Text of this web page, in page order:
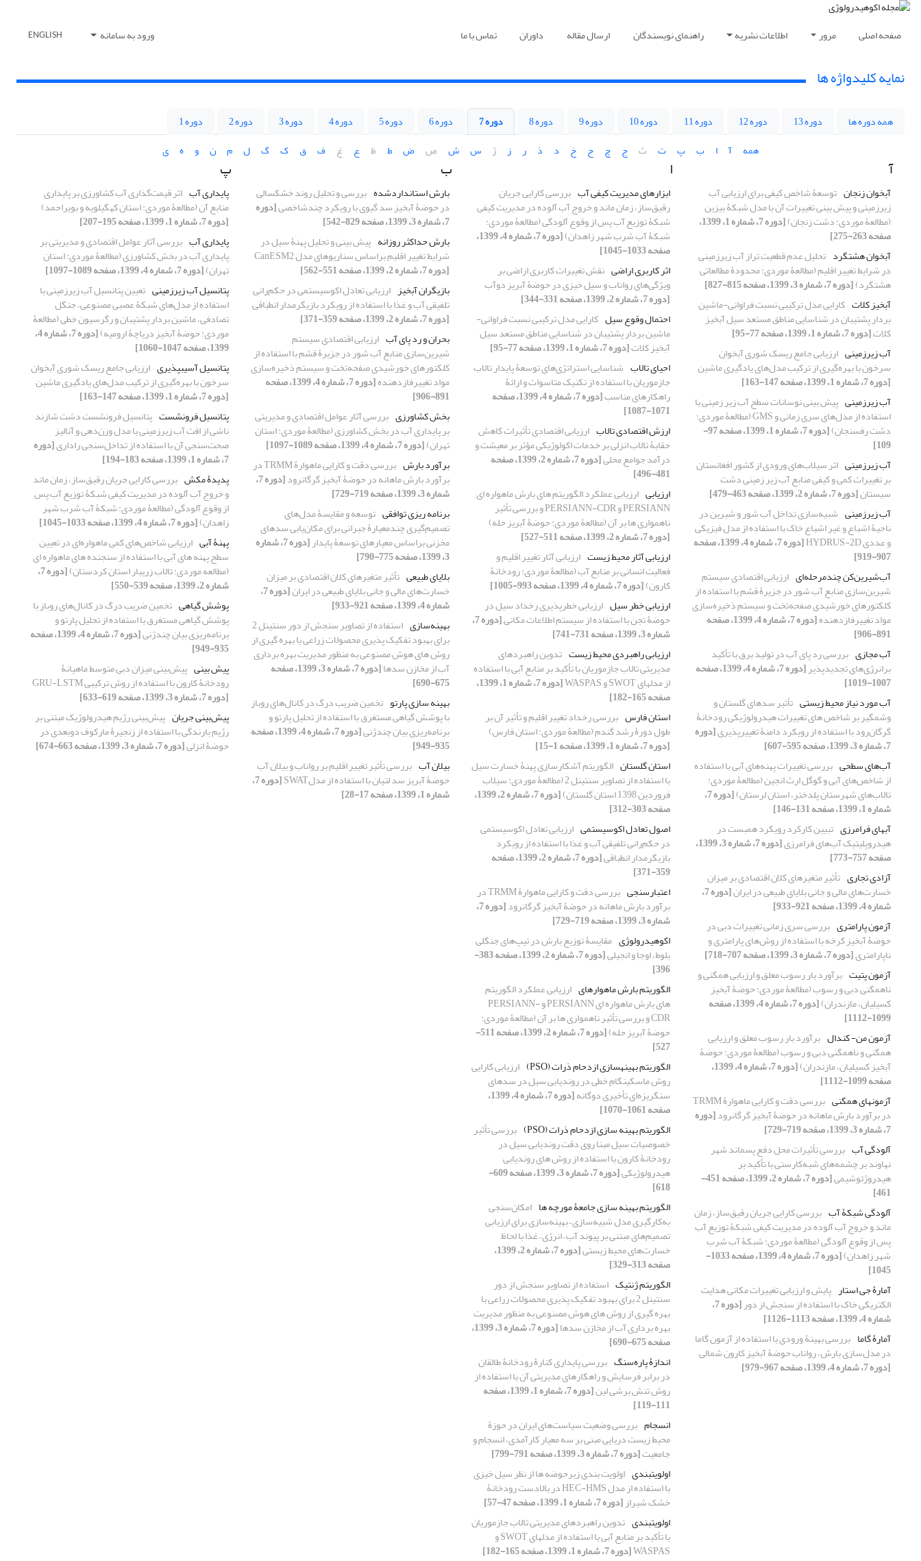
صفحه اصلی مرور اطلاعات نشریه راهنمای نویسندگان ارسال مقاله داوران تماس با ما ورود به سامانه ENGLISH
نمایه کلیدواژه ها
همه دوره ها دوره 13 دوره 12 دوره 11 دوره 10 دوره 9 دوره 8 دوره 7 دوره 6 دوره 5 دوره 4 دوره 3 دوره 2
دوره 1
همه
آ ا ب پ ت ث ج چ ح خ د ذ ر ز ژ س ش ص ض ط ظ ع غ ف ق ک گ ل م ن و ه ی
آ
آبخوان زنجان توسعۀ شاخص کیفی برای ارزیابی آب‏
زیرزمینی و پیش ‏بینی تغییرات آن با مدل شبکۀ بیزین
(مطالعۀ موردی: دشت زنجان) [دوره 7، شماره 1، 1399،
صفحه 263-275]
آبخوان هشتگرد تحلیل عدم قطعیت تراز آب زیرزمینی
در شرایط تغییر اقلیم (مطالعۀ موردی: محدودۀ مطالعاتی
هشتگرد)[دوره 7، شماره 3، 1399، صفحه 815-827]
آبخیز کلات کارایی مدل ترکیبی نسبت فراوانی-ماشین
بردار پشتیبان در شناسایی مناطق مستعد سیل آبخیز
کلات[دوره 7، شماره 1، 1399، صفحه 77-95]
آب‏ زیرزمینی ارزیابی جامع ریسک شوری آبخوان
سرخون با بهره‌گیری از ترکیب مدل‌های یادگیری ماشین
[دوره 7، شماره 1، 1399، صفحه 147-163]
آب زیرزمینی پیش بینی نوسانات سطح آب زیر زمینی با
استفاده از مدل‌های سری زمانی و GMS (مطالعۀ موردی:
دشت رفسنجان) [دوره 7، شماره 1، 1399، صفحه 97-
109]
آب زیرزمینی اثر سیلاب‌های ورودی از کشور افغانستان
بر تغییرات کمی و کیفی منابع آب زیر زمینی دشت
سیستان[دوره 7، شماره 2، 1399، صفحه 463-479]
آب زیرزمینی شبیه‌سازی تداخل آب شور و شیرین در
ناحیۀ اشباع و غیر اشباع خاک با استفاده از مدل فیزیکی
و عددی HYDRUS-2D [دوره 7، شماره 4، 1399، صفحه
907-919]
آب‌‌شیرین‌کن چندمرحله‌ای ارزیابی اقتصادی سیستم
شیرین‌سازی منابع آب شور در جزیرۀ قشم با استفاده از
کلکتورهای خورشیدی صفحه‌تخت و سیستم ذخیره‌سازی
مواد تغییر‌فازدهنده [دوره 7، شماره 4، 1399، صفحه
891-906]
آب مجازی بررسی رد پای آب در تولید برق با تأکید
برانرژی‌های تجدیدپذیر [دوره 7، شماره 4، 1399، صفحه
1007-1019]
آب مورد نیاز محیط زیستی تأثیر سدهای گلستان و
وشمگیر بر شاخص‏ های تغییرات هیدرولوژیکی رودخانۀ
گرگان‌رود با استفاده از رویکرد دامنۀ تغییرپذیری[دوره
7، شماره 3، 1399، صفحه 595-607]
آب‌های سطحی بررسی تغییرات پهنه‌های آبی با استفاده
از شاخص‌های آبی و گوگل ارث انجین (مطالعۀ موردی:
تالاب‌های شهرستان پلدختر، اﺳﺘﺎن لرستان) [دوره 7،
شماره 1، 1399، صفحه 131-146]
آب‏های فرامرزی تبیین کارکرد رویکرد همبست در
هیدروپلیتیک آب‌های فرامرزی [دوره 7، شماره 3، 1399،
صفحه 757-773]
آزادی تجاری تأثیر متغیرهای کلان اقتصادی بر میزان
خسارت‌های مالی و جانی بلایای طبیعی در ایران [دوره 7،
شماره 4، 1399، صفحه 921-933]
آزمون پارامتری بررسی سری زمانی تغییرات دبی در
حوضۀ آبخیز کرخه با استفاده از روش‌های پارامتری و
ناپارامتری[دوره 7، شماره 3، 1399، صفحه 707-718]
آزمون پتیت برآورد بار رسوب معلق و ارزیابی همگنی و
ناهمگنی دبی و رسوب (مطالعۀ موردی: حوضۀ آبخیز
کسیلیان، مازندران) [دوره 7، شماره 4، 1399، صفحه
1099-1112]
آزمون من- کندال برآورد بار رسوب معلق و ارزیابی
همگنی و ناهمگنی دبی و رسوب (مطالعۀ موردی: حوضۀ
آبخیز کسیلیان، مازندران) [دوره 7، شماره 4، 1399،
صفحه 1099-1112]
آزمون‏های همگنی
بررسی دقت و کارایی ماهوارۀ TRMM
در برآورد بارش ماهانه در حوضۀ آبخیز گرگانرود[دوره
7، شماره 3، 1399، صفحه 719-729]
آلودگی آب بررسی تأثیرات محل دفع پسماند شهر
نهاوند بر چشمه‌های شبه‌کارستی با تأکید بر
هیدروژئوشیمی [دوره 7، شماره 2، 1399، صفحه 451-
461]
آلودگی شبکۀ آب بررسی کارایی جریان رقیق‌ساز، زمان
ماند و خروج آب آلوده در مدیریت کیفی شبکۀ توزیع آب
پس از وقوع آلودگی (مطالعۀ موردی: شبکۀ آب شرب
شهر زاهدان) [دوره 7، شماره 4، 1399، صفحه 1033-
1045]
آمارۀ جی استار پایش و ارزیابی تغییرات مکانی هدایت
الکتریکی خاک با استفاده از سنجش از دور [دوره 7،
شماره 4، 1399، صفحه 1113-1126]
آمارۀ گاما بررسی بهینۀ ورودی با استفاده از آزمون گاما
در مدل‌سازی بارش – رواناب حوضۀ آبخیز کارون شمالی
[دوره 7، شماره 4، 1399، صفحه 967-979]
ا
ابزارهای مدیریت کیفی آب بررسی کارایی جریان
رقیق‌ساز، زمان ماند و خروج آب آلوده در مدیریت کیفی
شبکۀ توزیع آب پس از وقوع آلودگی (مطالعۀ موردی:
شبکۀ آب شرب شهر زاهدان) [دوره 7، شماره 4، 1399،
صفحه 1033-1045]
اثر کاربری اراضی نقش تغییرات کاربری اراضی بر
ویژگی‌های رواناب و سیل خیزی در حوضۀ آبریز دوآب
[دوره 7، شماره 2، 1399، صفحه 331-344]
احتمال وقوع سیل کارایی مدل ترکیبی نسبت فراوانی-
ماشین بردار پشتیبان در شناسایی مناطق مستعد سیل
آبخیز کلات[دوره 7، شماره 1، 1399، صفحه 77-95]
احیای تالاب شناسایی استراتژی‌های توسعۀ پایدار تالاب
جازموریان با استفاده از تکنیک متاسوات و ارائۀ
راهکارهای مناسب [دوره 7، شماره 4، 1399، صفحه
1071-1087]
ارزش اقتصادی تالاب ارزیابی اقتصادی تأثیرات کاهش
حقابۀ تالاب انزلی بر خدمات اکولوژیکی مؤثر بر معیشت و
درآمد جوامع محلی [دوره 7، شماره 2، 1399، صفحه
481-496]
ارزیابی ارزیابی عملکرد الگوریتم‏ های بارش ماهواره ‏ای
PERSIANN و PERSIANN-CDR و بررسی تأثیر‌
ناهمواری ‏ها بر آن (مطالعۀ موردی: حوضۀ آبریز حله)
[دوره 7، شماره 2، 1399، صفحه 511-527]
ارزیابی آثار محیط زیست ارزیابی آثار تغییر اقلیم و
فعالیت انسانی بر منابع آب (مطالعۀ موردی: رودخانۀ
کارون)[دوره 7، شماره 4، 1399، صفحه 993-1005]
ارزیابی خطر سیل ارزیابی خطرپذیری رخداد سیل در
حوضۀ تجن با استفاده از سیستم اطلاعات مکانی [دوره 7،
شماره 3، 1399، صفحه 731-741]
ارزیابی راهبردی محیط زیست تدوین راهبردهای
مدیریتی تالاب جازموریان با تأکید بر منابع آبی با استفاده
از مدل‏های SWOT و WASPAS [دوره 7، شماره 1، 1399،
صفحه 165-182]
استان فارس بررسی رخداد تغییر اقلیم و تأثیر آن بر
طول دورۀ رشد گندم (مطالعۀ موردی: استان فارس)
[دوره 7، شماره 1، 1399، صفحه 1-15]
استان گلستان الگوریتم آشکارسازی پهنۀ خسارت سیل
با استفاده از تصاویر سنتینل 2 (مطالعۀ موردی: سیلاب
فروردین 1398 استان گلستان) [دوره 7، شماره 2، 1399،
صفحه 303-312]
اصول تعادل اکوسیستمی ارزیابی تعادل اکوسیستمی
در حکم‌رانی تلفیقی آب و غذا با استفاده از رویکرد
بازیگر‌مدار انطباقی [دوره 7، شماره 2، 1399، صفحه
359-371]
اعتبارسنجی
بررسی دقت و کارایی ماهوارۀ TRMM در
برآورد بارش ماهانه در حوضۀ آبخیز گرگانرود [دوره 7،
شماره 3، 1399، صفحه 719-729]
اکوهیدرولوژی مقایسۀ توزیع بارش در تیپ‌های جنگلی
بلوط، اوجا و انجیلی [دوره 7، شماره 2، 1399، صفحه 383-
396]
الگوریتم بارش ماهواره‏ای ارزیابی عملکرد الگوریتم‏
های بارش ماهواره ‏ای PERSIANN و PERSIANN-
CDR و بررسی تأثیر‌ ناهمواری ‏ها بر آن (مطالعۀ موردی:
حوضۀ آبریز حله) [دوره 7، شماره 2، 1399، صفحه 511-
527]
الگوریتم بهینه‏سازی ازدحام ذرات (PSO)
ارزیابی کارایی
روش ماسکینگام خطی در روندیابی سیل در سدهای
سنگریزه‌ای تأخیری دوگانه [دوره 7، شماره 4، 1399،
صفحه 1061-1070]
الگوریتم بهینه ‏سازی ازدحام ذرات (PSO)
بررسی تأثیر
خصوصیات سیل ‌مبنا روی دقت روندیابی سیل در
رودخانۀ کارون با استفاده از روش‏ های روندیابی
هیدرولوژیکی [دوره 7، شماره 3، 1399، صفحه 609-
618]
الگوریتم بهینه ‏سازی جامعۀ مورچه‏ ها امکان‌سنجی
به‌کارگیری مدل شبیه‌سازی – بهینه‌سازی برای ارزیابی
تصمیم‌‌های مبتنی بر پیوند آب – انرژی – غذا با لحاظ
خسارت‌های محیط‏ زیستی [دوره 7، شماره 2، 1399،
صفحه 313-329]
الگوریتم ژنتیک استفاده از تصاویر سنجش از دور
سنتینل 2 برای بهبود تفکیک‏ پذیری محصولات زراعی با
بهره ‏گیری از روش‏ های هوش مصنوعی به‏ منظور مدیریت
بهره ‏برداری آب از مخازن سدها [دوره 7، شماره 3، 1399،
صفحه 675-690]
اندازۀ پاره‌سنگ بررسی پایداری کنارۀ رودخانۀ طالقان
در برابر فرسایش و راهکارهای مدیریتی آن با استفاده از
روش تنش برشی لین [دوره 7، شماره 1، 1399، صفحه
111-119]
انسجام بررسی وضعیت سیاست‌های ایران در حوزۀ
محیط زیست دریایی مبنی بر سه معیار کارآمدی، انسجام و
جامعیت[دوره 7، شماره 3، 1399، صفحه 791-799]
اولویت‏بندی اولویت‏ بندی زیرحوضه ‏ها از نظر سیل‏ خیزی
با استفاده از مدل HEC-HMS در بالادست رودخانۀ
خشک شیراز[دوره 7، شماره 1، 1399، صفحه 47-57]
اولویت‏بندی تدوین راهبردهای مدیریتی تالاب جازموریان
با تأکید بر منابع آبی با استفاده از مدل‏های SWOT و
WASPAS[دوره 7، شماره 1، 1399، صفحه 165-182]
ب
بارش استاندارد‏‏شده بررسی و تحلیل روند خشکسالی
در حوضۀ آبخیز سد گیوی با رویکرد چندشاخصی[دوره
7، شماره 3، 1399، صفحه 829-542]
بارش حداکثر روزانه پیش ‏بینی و تحلیل پهنۀ سیل در
شرایط تغییر اقلیم براساس سناریوهای مدل CanESM2
[دوره 7، شماره 2، 1399، صفحه 551-562]
بازیگران آبخیز ارزیابی تعادل اکوسیستمی در حکم‌رانی
تلفیقی آب و غذا با استفاده از رویکرد بازیگر‌مدار انطباقی
[دوره 7، شماره 2، 1399، صفحه 359-371]
بحران و رد پای آب ارزیابی اقتصادی سیستم
شیرین‌سازی منابع آب شور در جزیرۀ قشم با استفاده از
کلکتورهای خورشیدی صفحه‌تخت و سیستم ذخیره‌سازی
مواد تغییر‌فازدهنده [دوره 7، شماره 4، 1399، صفحه
891-906]
بخش کشاورزی بررسی آثار عوامل اقتصادی و مدیریتی
بر پایداری آب در بخش کشاورزی ‌(مطالعۀ موردی: استان
تهران)[دوره 7، شماره 4، 1399، صفحه 1089-1097]
برآورد بارش
بررسی دقت و کارایی ماهوارۀ TRMM در
برآورد بارش ماهانه در حوضۀ آبخیز گرگانرود [دوره 7،
شماره 3، 1399، صفحه 719-729]
برنامه ‏ریزی ‏توافقی توسعه و مقایسۀ مدل‌های
تصمیم‌گیری چندمعیارۀ جبرانی برای مکان‌یابی سدهای
مخزنی براساس معیار‏های توسعۀ پایدار [دوره 7، شماره
3، 1399، صفحه 775-790]
بلایای طبیعی تأثیر متغیرهای کلان اقتصادی بر میزان
خسارت‌های مالی و جانی بلایای طبیعی در ایران [دوره 7،
شماره 4، 1399، صفحه 921-933]
بهینه‌سازی
استفاده از تصاویر سنجش از دور سنتینل 2
برای بهبود تفکیک‏ پذیری محصولات زراعی با بهره ‏گیری از
روش‏ های هوش مصنوعی به‏ منظور مدیریت بهره ‏برداری
آب از مخازن سدها [دوره 7، شماره 3، 1399، صفحه
675-690]
بهینه‏ سازی پارتو تخمین ضریب درگ در کانال‌های روباز
با پوشش گیاهی مستغرق با استفاده از تحلیل پارتو و
برنامه‌ریزی بیان‌ چندژنی [دوره 7، شماره 4، 1399، صفحه
935-949]
بیلان آب بررسی تأثیر تغییر اقلیم بر رواناب و بیلان آب
حوضۀ آبریز سد لتیان با استفاده از مدلSWAT [دوره 7،
شماره 1، 1399، صفحه 17-28]
پ
پایداری آب اثر قیمت‌گذاری آب کشاورزی بر پایداری
منابع آن (مطالعۀ موردی: استان کهگیلویه و بویراحمد)
[دوره 7، شماره 1، 1399، صفحه 195-207]
پایداری آب بررسی آثار عوامل اقتصادی و مدیریتی بر
پایداری آب در بخش کشاورزی ‌(مطالعۀ موردی: استان
تهران)[دوره 7، شماره 4، 1399، صفحه 1089-1097]
پتانسیل آب زیرزمینی تعیین پتانسیل آب زیرزمینی با
استفاده از مدل‌های شبکۀ عصبی مصنوعی، جنگل
تصادفی، ماشین بردار پشتیبان و رگرسیون خطی (مطالعۀ
موردی: حوضۀ آبخیز دریاچۀ ارومیه) [دوره 7، شماره 4،
1399، صفحه 1047-1060]
پتانسیل آسیب‏پذیری ارزیابی جامع ریسک شوری آبخوان
سرخون با بهره‌گیری از ترکیب مدل‌های یادگیری ماشین
[دوره 7، شماره 1، 1399، صفحه 147-163]
پتانسیل فرونشست پتانسیل فرونشست دشت شازند
ناشی از افت آب زیرزمینی با مدل وزن‌دهی و آنالیز
صحت‌سنجی آن با استفاده از تداخل‌سنجی راداری[دوره
7، شماره 1، 1399، صفحه 183-194]
پدیدۀ مکش بررسی کارایی جریان رقیق‌ساز، زمان ماند
و خروج آب آلوده در مدیریت کیفی شبکۀ توزیع آب پس
از وقوع آلودگی (مطالعۀ موردی: شبکۀ آب شرب شهر
زاهدان)[دوره 7، شماره 4، 1399، صفحه 1033-1045]
پهنۀ آبی ارزیابی شاخص‌های کمی ماهواره‌ای در تعیین
سطح پهنه های آبی با استفاده از سنجنده های ماهواره ای
(مطالعه موردی: تالاب زریبار استان کردستان) [دوره 7،
شماره 2، 1399، صفحه 539-550]
پوشش گیاهی تخمین ضریب درگ در کانال‌های روباز با
پوشش گیاهی مستغرق با استفاده از تحلیل پارتو و
برنامه‌ریزی بیان‌ چندژنی [دوره 7، شماره 4، 1399، صفحه
935-949]
پیش‏ بینی پیش‌بینی میزان دبی متوسط ماهیانۀ
رودخانۀ کارون با استفاده از روش ترکیبی GRU-LSTM
[دوره 7، شماره 3، 1399، صفحه 619-633]
پیش‌بینی جریان پیش‌بینی رژیم هیدرولوژیک مبتنی بر
رژیم بارندگی با استفاده از زنجیرۀ مارکوف دوبعدی در
حوضۀ انزلی[دوره 7، شماره 3، 1399، صفحه 663-674]